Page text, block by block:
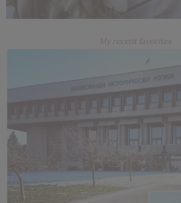
My recent favorites